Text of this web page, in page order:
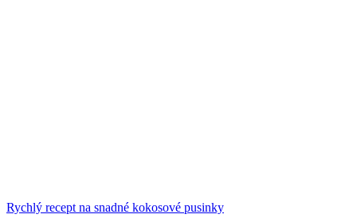
Rychlý recept na snadné kokosové pusinky